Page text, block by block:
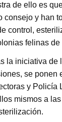
de ello es
consejo y han
control,
felinas de
la iniciativa de
se ponen
y Policía
mismos a